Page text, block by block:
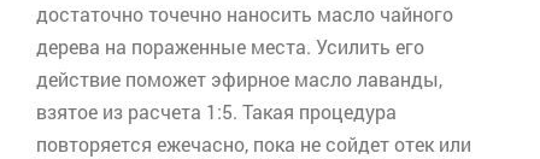
достаточно точечно наносить масло чайного
дерева на пораженные места. Усилить его
действие поможет эфирное масло лаванды,
взятое из расчета 1:5. Такая процедура
повторяется ежечасно, пока не сойдет отек или